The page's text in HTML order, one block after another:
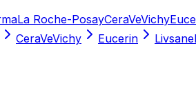
La Roche-PosayCeraVeVichy
CeraVeVichy Eucerin Livsane